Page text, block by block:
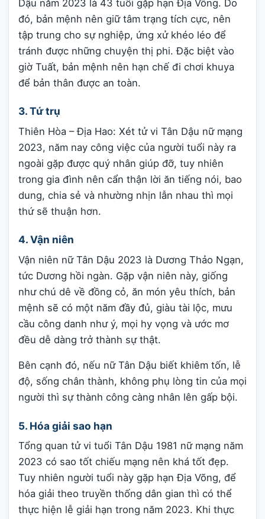
Dậu năm 2023 là 43 tuổi gặp hạn Địa Võng. Do
đó, bản mệnh nên giữ tâm trạng tích cực, nên
tập trung cho sự nghiệp, ứng xử khéo léo để
tránh được những chuyện thị phi. Đặc biệt vào
giờ Tuất, bản mệnh nên hạn chế đi chơi khuya
để bản thân được an toàn.
3. Tứ trụ
Thiên Hòa – Địa Hao: Xét tử vi Tân Dậu nữ mạng
2023, năm nay công việc của người tuổi này ra
ngoài gặp được quý nhân giúp đỡ, tuy nhiên
trong gia đình nên cẩn thận lời ăn tiếng nói, bao
dung, chia sẻ và nhường nhịn lẫn nhau thì mọi
thứ sẽ thuận hơn.
4. Vận niên
Vận niên nữ Tân Dậu 2023 là Dương Thảo Ngạn,
tức Dương hồi ngàn. Gặp vận niên này, giống
như chú dê về đồng cỏ, ăn món yêu thích, bản
mệnh sẽ có một năm đầy đủ, giàu tài lộc, mưu
cầu công danh như ý, mọi hy vọng và ước mơ
đều dễ dàng trở thành sự thật.
Bên cạnh đó, nếu nữ Tân Dậu biết khiêm tốn, lễ
độ, sống chân thành, không phụ lòng tin của mọi
người thì sự thành công càng nhân lên gấp bội.
5. Hóa giải sao hạn
Tổng quan tử vi tuổi Tân Dậu 1981 nữ mạng năm
2023 có sao tốt chiếu mạng nên khá tốt đẹp.
Tuy nhiên người tuổi này gặp hạn Địa Võng, để
hóa giải theo truyền thống dân gian thì có thể
thực hiện lễ giải hạn trong năm 2023. Khi thực